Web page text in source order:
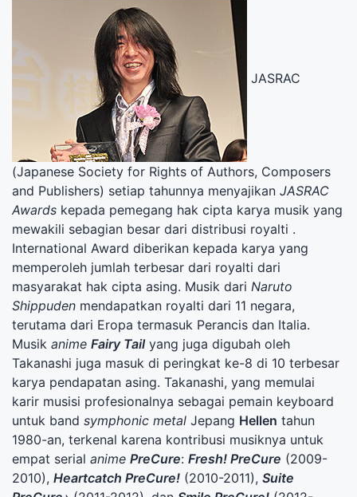
JASRAC
(Japanese Society for Rights of Authors, Composers
and Publishers) setiap tahunnya menyajikan JASRAC
Awards kepada pemegang hak cipta karya musik yang
mewakili sebagian besar dari distribusi royalti .
International Award diberikan kepada karya yang
memperoleh jumlah terbesar dari royalti dari
masyarakat hak cipta asing. Musik dari Naruto
Shippuden mendapatkan royalti dari 11 negara,
terutama dari Eropa termasuk Perancis dan Italia.
Musik anime Fairy Tailyang juga digubah oleh
Takanashi juga masuk di peringkat ke-8 di 10 terbesar
karya pendapatan asing. Takanashi, yang memulai
karir musisi profesionalnya sebagai pemain keyboard
untuk band symphonic metal Jepang Hellen tahun
1980-an, terkenal karena kontribusi musiknya untuk
empat serial anime PreCure: Fresh! PreCure (2009-
2010), Heartcatch PreCure! (2010-2011), Suite